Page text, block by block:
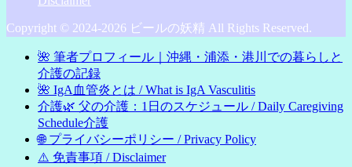
Copyright © 2024-2026 ビールの妖精 All Rights Reserved.
🌺 筆者プロフィール｜沖縄・浦添・港川での暮らしと
介護の記録
🌺 IgA血管炎とは / What is IgA Vasculitis
介護🌿 父の介護：1日のスケジュール / Daily Caregiving
Schedule介護
🌐 プライバシーポリシー / Privacy Policy
⚠️ 免責事項 / Disclaimer